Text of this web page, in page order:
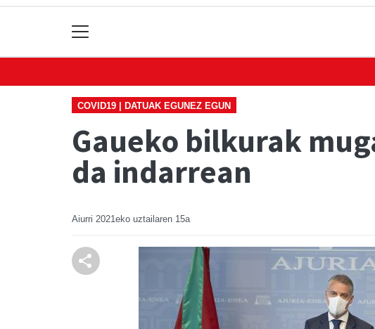
COVID19 | DATUAK EGUNEZ EGUN
Gaueko bilkurak
da indarrean
Aiurri 2021eko uztailaren 15a